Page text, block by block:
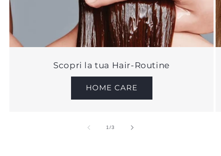
Scopri la tua Hair-Routine
HOME CARE
1/su
3